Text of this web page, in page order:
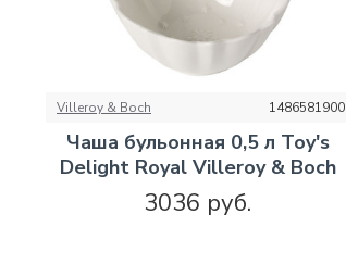
Villeroy & Boch 1486581900
Чаша бульонная 0,5 л Toy's
Delight Royal Villeroy & Boch
3036 руб.